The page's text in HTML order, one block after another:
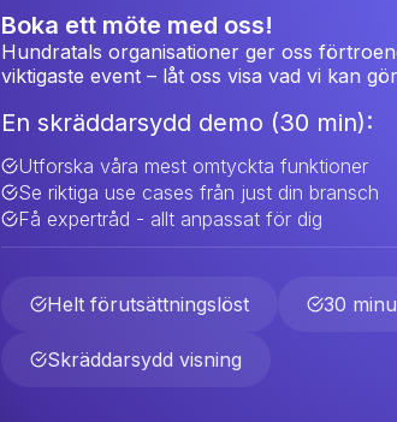
Boka ett möte med oss!
Hundratals organisationer ger oss
viktigaste event – låt oss visa vad vi kan
En skräddarsydd demo (30 min):
Utforska våra mest omtyckta funktioner
Se riktiga use cases från just din bransch
Få expertråd - allt anpassat för dig
Helt förutsättningslöst 30
Skräddarsydd visning